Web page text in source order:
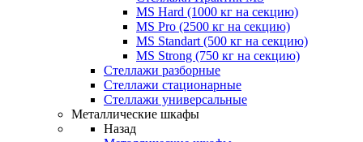
MS Hard (1000 кг на секцию)
MS Pro (2500 кг на секцию)
MS Standart (500 кг на секцию)
MS Strong (750 кг на секцию)
Стеллажи разборные
Стеллажи стационарные
Стеллажи универсальные
Металлические шкафы
Назад